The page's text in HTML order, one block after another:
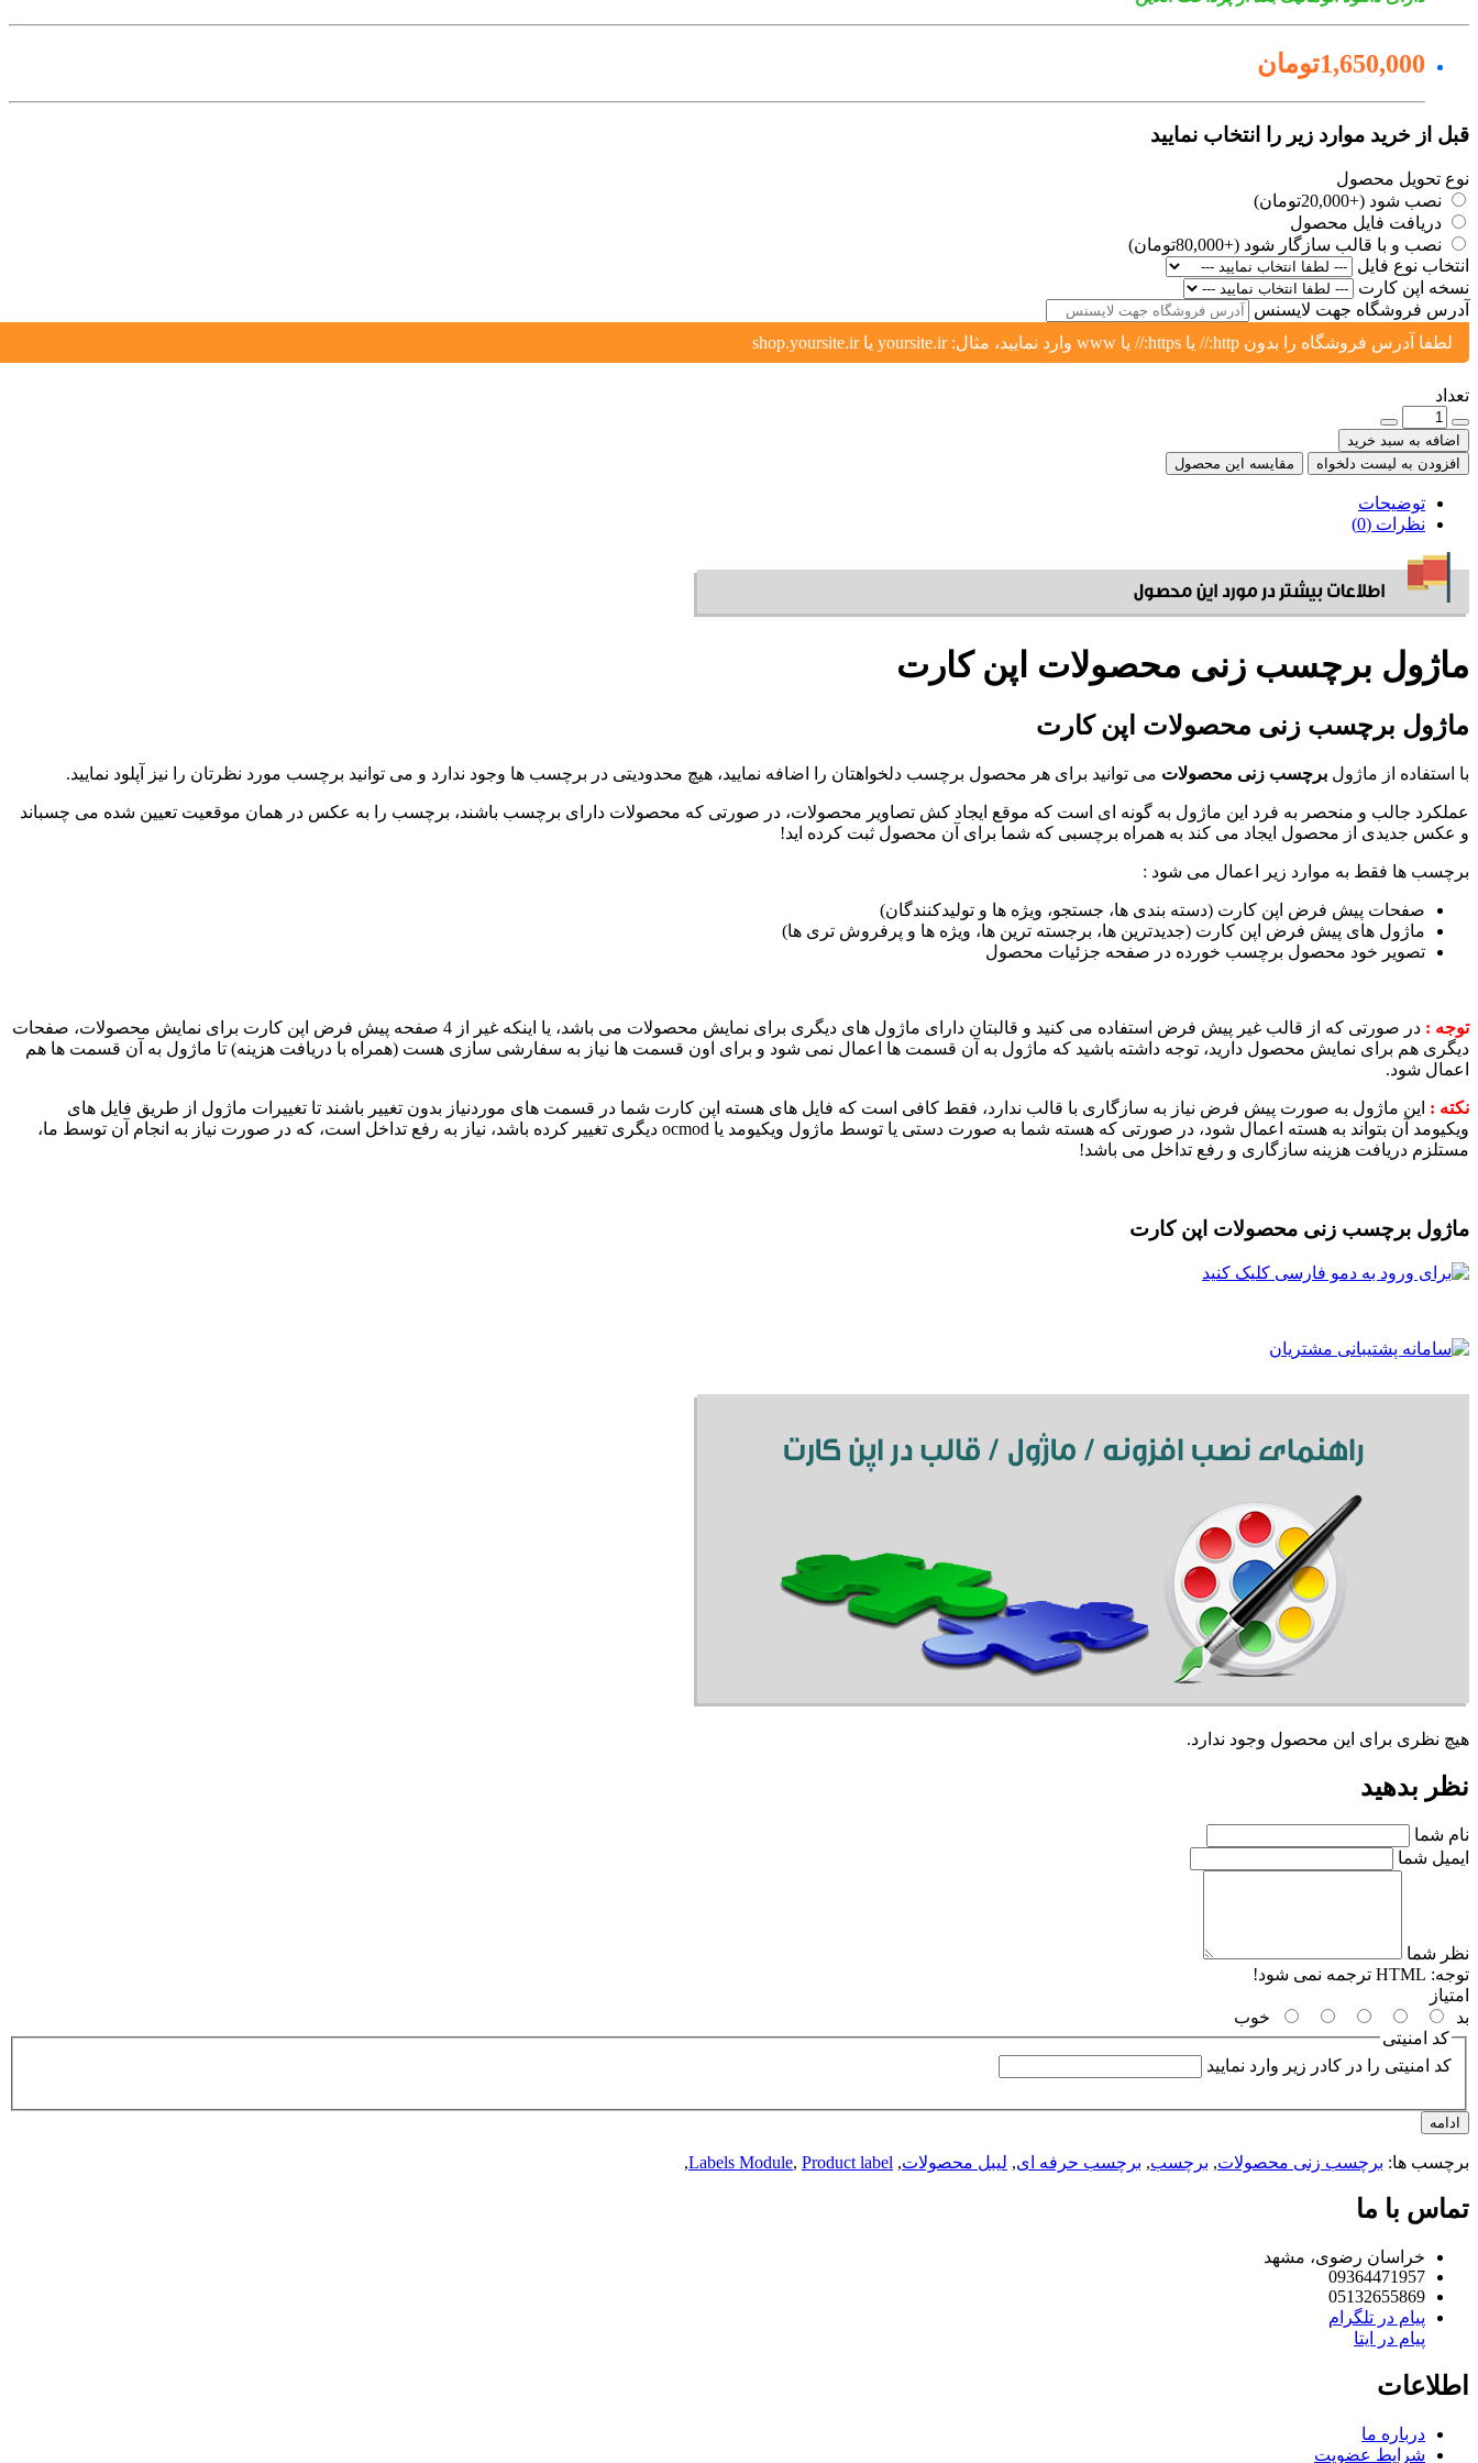
1,650,000تومان
قبل از خرید موارد زیر را انتخاب نمایید
نوع تحویل محصول
نصب شود (+20,000تومان)
دریافت فایل محصول
نصب و با قالب سازگار شود (+80,000تومان)
انتخاب نوع فایل
نسخه اپن کارت
آدرس فروشگاه جهت لایسنس
لطفا آدرس فروشگاه را بدون http:// یا https:// یا www وارد نمایید، مثال: yoursite.ir یا shop.yoursite.ir
تعداد
اضافه به سبد خرید
افزودن به لیست دلخواه
مقایسه این محصول
توضیحات
نظرات (0)
ماژول برچسب زنی محصولات اپن کارت
ماژول برچسب زنی محصولات اپن کارت
با استفاده از ماژول برچسب زنی محصولات می توانید برای هر محصول برچسب دلخواهتان را اضافه نمایید، هیچ محدودیتی در برچسب ها وجود ندارد و می توانید برچسب مورد نظرتان را نیز آپلود نمایید.
عملکرد جالب و منحصر به فرد این ماژول به گونه ای است که موقع ایجاد کش تصاویر محصولات، در صورتی که محصولات دارای برچسب باشند، برچسب را به عکس در همان موقعیت تعیین شده می چسباند
و عکس جدیدی از محصول ایجاد می کند به همراه برچسبی که شما برای آن محصول ثبت کرده اید!
برچسب ها فقط به موارد زیر اعمال می شود :
صفحات پیش فرض اپن کارت (دسته بندی ها، جستجو، ویژه ها و تولیدکنندگان)
ماژول های پیش فرض اپن کارت (جدیدترین ها، برجسته ترین ها، ویژه ها و پرفروش تری ها)
تصویر خود محصول برچسب خورده در صفحه جزئیات محصول
توجه :
در صورتی که از قالب غیر پیش فرض استفاده می کنید و قالبتان دارای ماژول های دیگری برای نمایش محصولات می باشد، یا اینکه غیر از 4 صفحه پیش فرض اپن کارت برای نمایش محصولات، صفحات
دیگری هم برای نمایش محصول دارید، توجه داشته باشید که ماژول به آن قسمت ها اعمال نمی شود و برای اون قسمت ها نیاز به سفارشی سازی هست (همراه با دریافت هزینه) تا ماژول به آن قسمت ها هم
اعمال شود.
نکته : این ماژول به صورت پیش فرض نیاز به سازگاری با قالب ندارد، فقط کافی است که فایل های هسته اپن کارت شما در قسمت های موردنیاز بدون تغییر باشند تا تغییرات ماژول از طریق فایل های
ویکیومد آن بتواند به هسته اعمال شود، در صورتی که هسته شما به صورت دستی یا توسط ماژول ویکیومد یا ocmod دیگری تغییر کرده باشد، نیاز به رفع تداخل است، که در صورت نیاز به انجام آن توسط ما،
مستلزم دریافت هزینه سازگاری و رفع تداخل می باشد!
ماژول برچسب زنی محصولات اپن کارت
هیچ نظری برای این محصول وجود ندارد.
نظر بدهید
نام شما
ایمیل شما
نظر شما
توجه:
امتیاز
بد
خوب
کد امنیتی
کد امنیتی را در کادر زیر وارد نمایید
ادامه
برچسب ها: برچسب زنی محصولات, برچسب, برچسب حرفه ای, لیبل محصولات,
Labels Module, Product label
,
تماس با ما
خراسان رضوی، مشهد
09364471957
05132655869
پیام در تلگرام
پیام در ایتا
اطلاعات
درباره ما
شرایط عضویت